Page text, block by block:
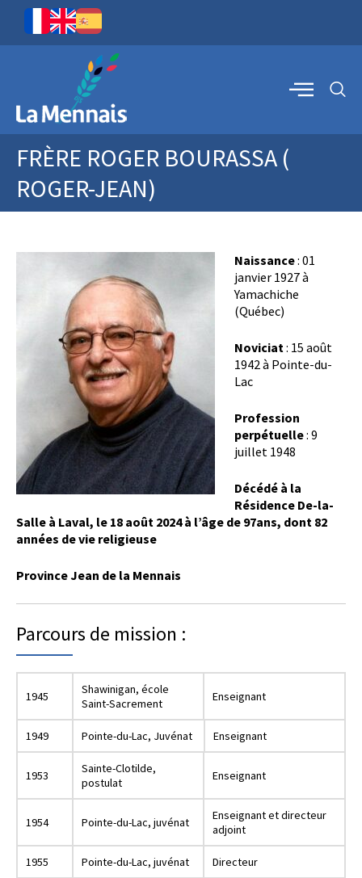
FRÈRE ROGER BOURASSA (
ROGER-JEAN)
Naissance: 01
janvier 1927 à
Yamachiche
(Québec)
Noviciat: 15 août
1942 à Pointe-du-
Lac
Profession
perpétuelle: 9
juillet 1948
Décédé à la
Résidence De-la-
Salle à Laval, le 18 août 2024 à l’âge de 97ans, dont 82
années de vie religieuse
Province Jean de la Mennais
Parcours de mission :
1945
Shawinigan, école
Saint-Sacrement
Enseignant
1949 Pointe-du-Lac, Juvénat Enseignant
1953
Sainte-Clotilde,
postulat
Enseignant
1954 Pointe-du-Lac, juvénat
Enseignant et directeur
adjoint
1955 Pointe-du-Lac, juvénat Directeur